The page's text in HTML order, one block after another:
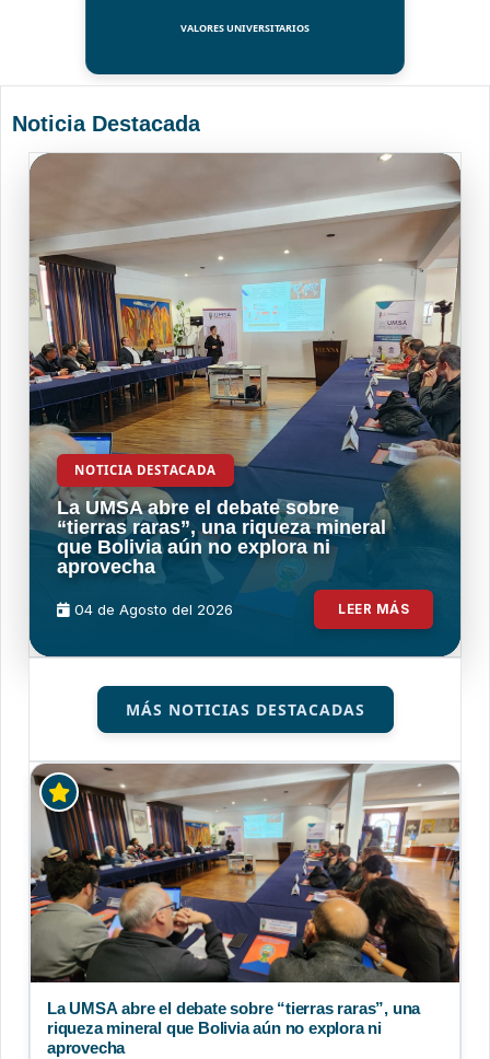
VALORES UNIVERSITARIOS
Noticia Destacada
NOTICIA DESTACADA
La UMSA abre el debate sobre
“tierras raras”, una riqueza mineral
que Bolivia aún no explora ni
aprovecha
04 de Agosto del 2026 LEER MÁS
MÁS NOTICIAS DESTACADAS
La UMSA abre el debate sobre “tierras raras”, una
riqueza mineral que Bolivia aún no explora ni
aprovecha